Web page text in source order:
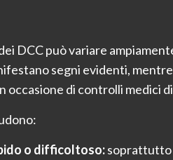
DCC può variare
segni evidenti,
occasione di controlli medici
o difficoltoso:soprattutto